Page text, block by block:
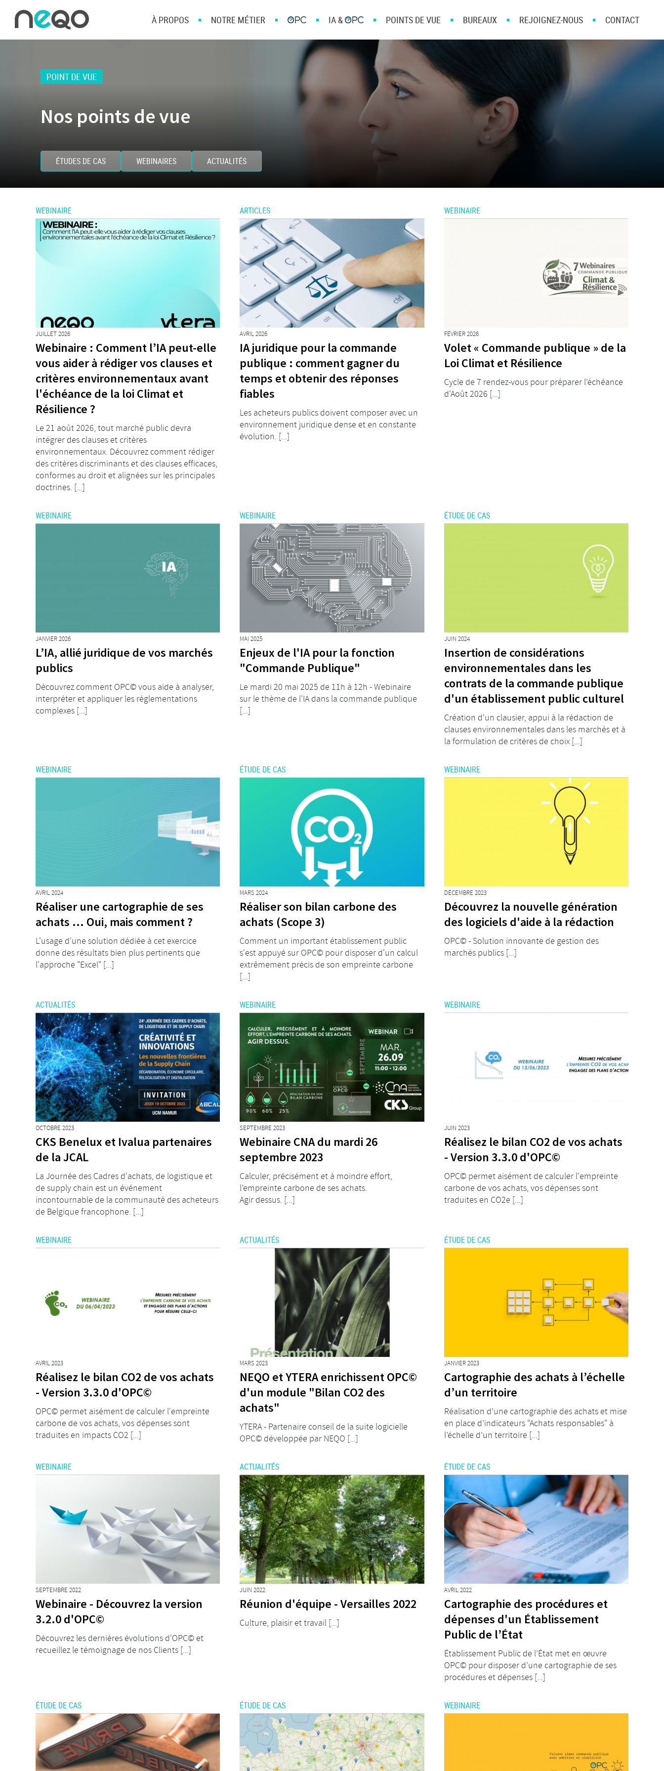
À PROPOS NOTRE MÉTIER IA & POINTS DE VUE BUREAUX REJOIGNEZ-NOUS CONTACT
POINT DE VUE
Nos points de vue
ÉTUDES DE CAS WEBINAIRES ACTUALITÉS
WEBINAIRE
JUILLET 2026
Webinaire : Comment l’IA peut-elle
vous aider à rédiger vos clauses et
critères environnementaux avant
l'échéance de la loi Climat et
Résilience ?
Le 21 août 2026, tout marché public devra
intégrer des clauses et critères
environnementaux. Découvrez comment rédiger
des critères discriminants et des clauses efficaces,
conformes au droit et alignées sur les principales
doctrines. [...]
ARTICLES
AVRIL 2026
IA juridique pour la commande
publique : comment gagner du
temps et obtenir des réponses
fiables
Les acheteurs publics doivent composer avec un
environnement juridique dense et en constante
évolution. [...]
WEBINAIRE
FÉVRIER 2026
Volet « Commande publique » de la
Loi Climat et Résilience
Cycle de 7 rendez-vous pour préparer l’échéance
d'Août 2026 [...]
WEBINAIRE
JANVIER 2026
L’IA, allié juridique de vos marchés
publics
Découvrez comment OPC© vous aide à analyser,
interpréter et appliquer les réglementations
complexes [...]
WEBINAIRE
MAI 2025
Enjeux de l'IA pour la fonction
"Commande Publique"
Le mardi 20 mai 2025 de 11h à 12h - Webinaire
sur le thème de l'IA dans la commande publique
[...]
ÉTUDE DE CAS
JUIN 2024
Insertion de considérations
environnementales dans les
contrats de la commande publique
d'un établissement public culturel
Création d'un clausier, appui à la rédaction de
clauses environnementales dans les marchés et à
la formulation de critères de choix [...]
WEBINAIRE
AVRIL 2024
Réaliser une cartographie de ses
achats ... Oui, mais comment ?
L'usage d'une solution dédiée à cet exercice
donne des résultats bien plus pertinents que
l'approche "Excel" [...]
ÉTUDE DE CAS
MARS 2024
Réaliser son bilan carbone des
achats (Scope 3)
Comment un important établissement public
s'est appuyé sur OPC© pour disposer d'un calcul
extrêmement précis de son empreinte carbone
[...]
WEBINAIRE
DÉCEMBRE 2023
Découvrez la nouvelle génération
des logiciels d'aide à la rédaction
OPC© - Solution innovante de gestion des
marchés publics [...]
ACTUALITÉS
OCTOBRE 2023
CKS Benelux et Ivalua partenaires
de la JCAL
La Journée des Cadres d'achats, de logistique et
de supply chain est un événement
incontournable de la communauté des acheteurs
de Belgique francophone. [...]
WEBINAIRE
SEPTEMBRE 2023
Webinaire CNA du mardi 26
septembre 2023
Calculer, précisément et à moindre effort,
l’empreinte carbone de ses achats.
Agir dessus. [...]
WEBINAIRE
JUIN 2023
Réalisez le bilan CO2 de vos achats
- Version 3.3.0 d'OPC©
OPC© permet aisément de calculer l'empreinte
carbone de vos achats, vos dépenses sont
traduites en CO2e [...]
WEBINAIRE
AVRIL 2023
Réalisez le bilan CO2 de vos achats
- Version 3.3.0 d'OPC©
OPC© permet aisément de calculer l'empreinte
carbone de vos achats, vos dépenses sont
traduites en impacts CO2 [...]
ACTUALITÉS
MARS 2023
NEQO et YTERA enrichissent OPC©
d'un module "Bilan CO2 des
achats"
YTERA - Partenaire conseil de la suite logicielle
OPC© développée par NEQO [...]
ÉTUDE DE CAS
JANVIER 2023
Cartographie des achats à l’échelle
d’un territoire
Réalisation d’une cartographie des achats et mise
en place d’indicateurs "Achats responsables" à
l’échelle d’un territoire [...]
WEBINAIRE
SEPTEMBRE 2022
Webinaire - Découvrez la version
3.2.0 d'OPC©
Découvrez les dernières évolutions d'OPC© et
recueillez le témoignage de nos Clients [...]
ACTUALITÉS
JUIN 2022
Réunion d'équipe - Versailles 2022
Culture, plaisir et travail [...]
ÉTUDE DE CAS
AVRIL 2022
Cartographie des procédures et
dépenses d'un Établissement
Public de l’État
Établissement Public de l’État met en œuvre
OPC© pour disposer d’une cartographie de ses
procédures et dépenses [...]
ÉTUDE DE CAS ÉTUDE DE CAS WEBINAIRE